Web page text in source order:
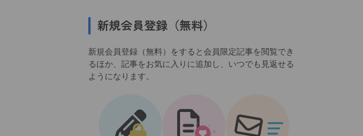
新規会員登録（無料）
新規会員登録（無料）をすると会員限定記事を閲覧でき
るほか、記事をお気に入りに追加し、いつでも見返せる
ようになります。